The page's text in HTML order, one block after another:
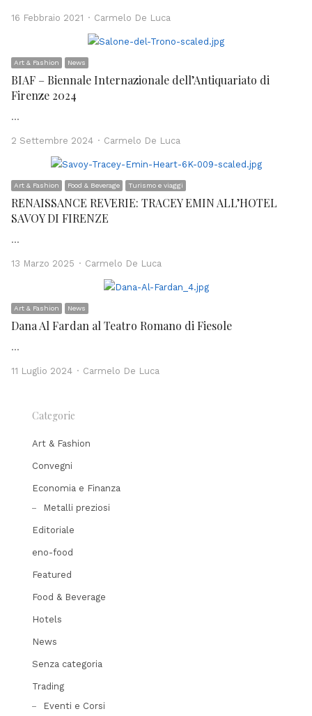
16 Febbraio 2021 Author
Carmelo De Luca
Art & Fashion News
BIAF – Biennale Internazionale dell’Antiquariato di
Firenze 2024
…
2 Settembre 2024 Author
Carmelo De Luca
Art & Fashion Food & Beverage Turismo e viaggi
RENAISSANCE REVERIE: TRACEY EMIN ALL’HOTEL
SAVOY DI FIRENZE
…
13 Marzo 2025 Author
Carmelo De Luca
Art & Fashion News
Dana Al Fardan al Teatro Romano di Fiesole
…
11 Luglio 2024 Author
Carmelo De Luca
Categorie
Art & Fashion
Convegni
Economia e Finanza
Metalli preziosi
Editoriale
eno-food
Featured
Food & Beverage
Hotels
News
Senza categoria
Trading
Eventi e Corsi